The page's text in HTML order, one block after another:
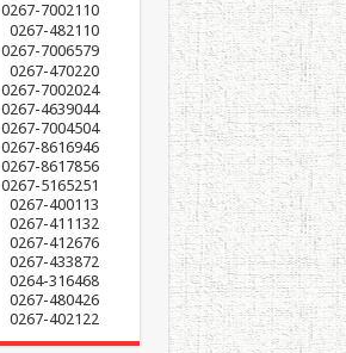
0267-7002110
0267-482110
0267-7006579
0267-470220
0267-7002024
0267-4639044
0267-7004504
0267-8616946
0267-8617856
0267-5165251
0267-400113
0267-411132
0267-412676
0267-433872
0264-316468
0267-480426
0267-402122